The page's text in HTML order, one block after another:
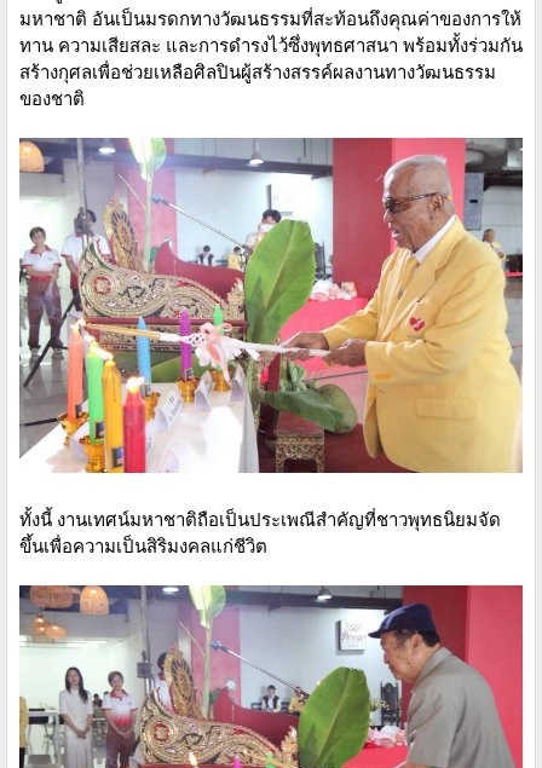
มหาชาติ อันเป็นมรดกทางวัฒนธรรมที่สะท้อนถึงคุณค่าของการให้
ทาน ความเสียสละ และการดำรงไว้ซึ่งพุทธศาสนา พร้อมทั้งร่วมกัน
สร้างกุศลเพื่อช่วยเหลือศิลปินผู้สร้างสรรค์ผลงานทางวัฒนธรรม
ของชาติ
ทั้งนี้ งานเทศน์มหาชาติถือเป็นประเพณีสำคัญที่ชาวพุทธนิยมจัด
ขึ้นเพื่อความเป็นสิริมงคลแก่ชีวิต